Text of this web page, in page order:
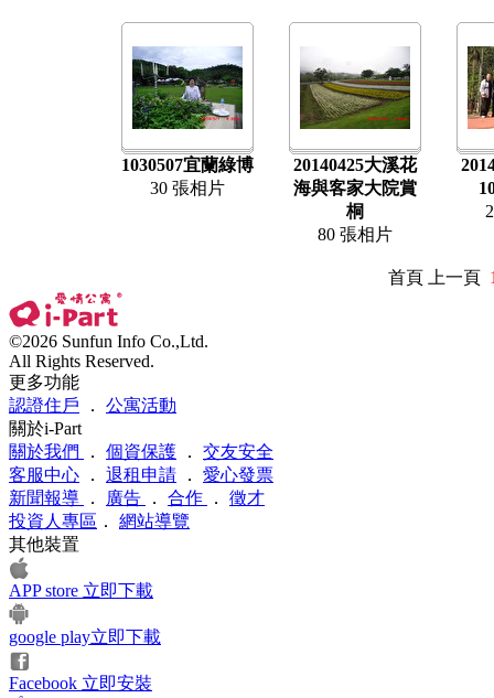
1030507宜蘭綠博
30 張相片
20140425大溪花
海與客家大院賞
桐
80 張相片
首頁 上一頁
©2026 Sunfun Info Co.,Ltd.
All Rights Reserved.
更多功能
認證住戶 ． 公寓活動
關於i-Part
關於我們
． 個資保護 ． 交友安全
客服中心 ． 退租申請 ． 愛心發票
新聞報導
． 廣告 ． 合作 ． 徵才
投資人專區 ． 網站導覽
其他裝置
APP store 立即下載
google play立即下載
Facebook 立即安裝